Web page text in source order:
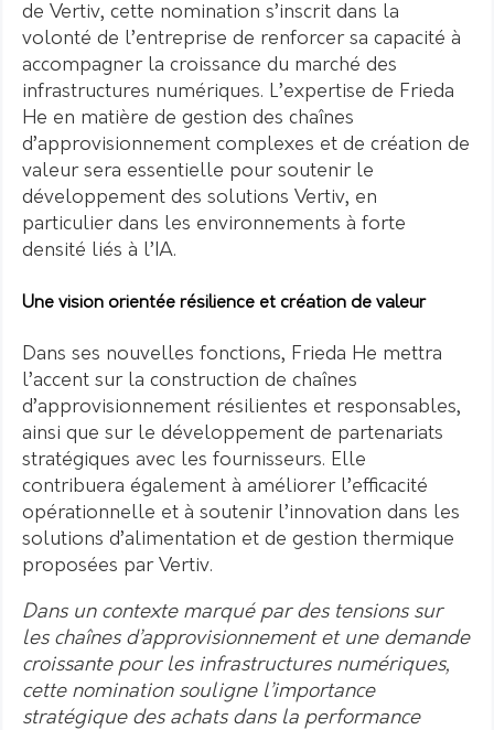
de Vertiv, cette nomination s’inscrit dans la
volonté de l’entreprise de renforcer sa capacité à
accompagner la croissance du marché des
infrastructures numériques. L’expertise de Frieda
He en matière de gestion des chaînes
d’approvisionnement complexes et de création de
valeur sera essentielle pour soutenir le
développement des solutions Vertiv, en
particulier dans les environnements à forte
densité liés à l’IA.
Une vision orientée résilience et création de valeur
Dans ses nouvelles fonctions, Frieda He mettra
l’accent sur la construction de chaînes
d’approvisionnement résilientes et responsables,
ainsi que sur le développement de partenariats
stratégiques avec les fournisseurs. Elle
contribuera également à améliorer l’efficacité
opérationnelle et à soutenir l’innovation dans les
solutions d’alimentation et de gestion thermique
proposées par Vertiv.
Dans un contexte marqué par des tensions sur
les chaînes d’approvisionnement et une demande
croissante pour les infrastructures numériques,
cette nomination souligne l’importance
stratégique des achats dans la performance